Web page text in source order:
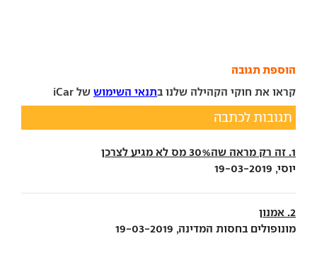
הוספת תגובה
קראו את חוקי הקהילה שלנו בתנאי השימוש של iCar
תגובות לכתבה
1. זה רק מראה שה30% מס לא מגיע לצרכן
יוסי, 19-03-2019
2. אמנון
מונופולים בחסות המדינה, 19-03-2019